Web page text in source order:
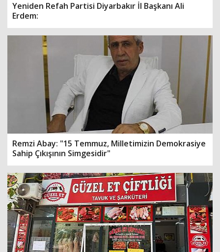
Yeniden Refah Partisi Diyarbakır İl Başkanı Ali
Erdem:
Remzi Abay: "15 Temmuz, Milletimizin Demokrasiye
Sahip Çıkışının Simgesidir"